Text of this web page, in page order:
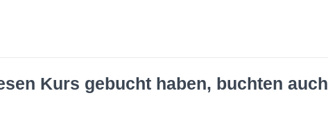
Kurs gebucht haben, buchten auch